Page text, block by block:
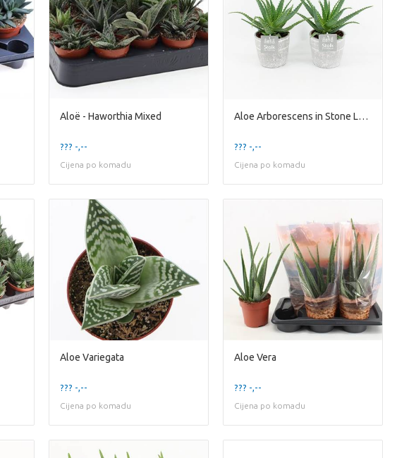
Aloë - Haworthia Mixed
??? -,--
Cijena po komadu
Aloe Arborescens in Stone Look Pot
??? -,--
Cijena po komadu
Aloe Variegata
??? -,--
Cijena po komadu
Aloe Vera
??? -,--
Cijena po komadu